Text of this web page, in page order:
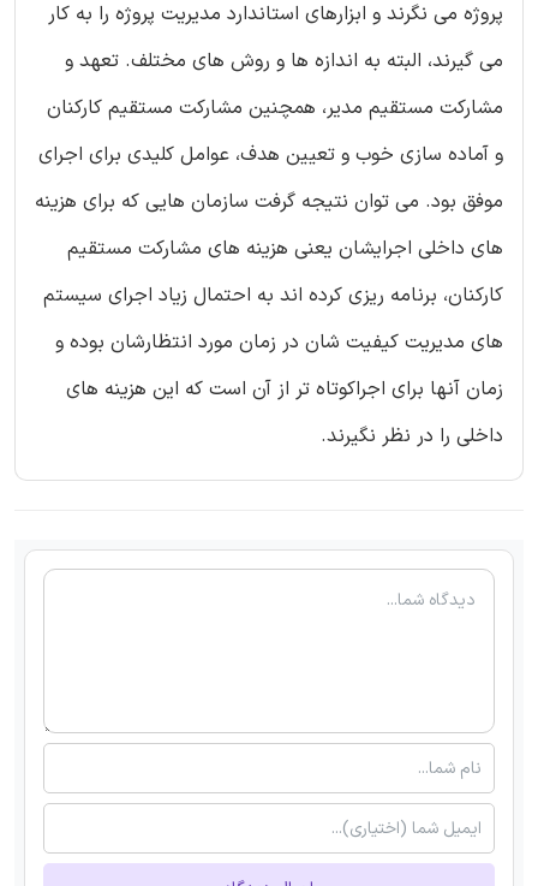
پروژه می نگرند و ابزارهای استاندارد مدیریت پروژه را به کار
می گیرند، البته به اندازه ها و روش های مختلف. تعهد و
مشارکت مستقیم مدیر، همچنین مشارکت مستقیم کارکنان
و آماده سازی خوب و تعیین هدف، عوامل کلیدی برای اجرای
موفق بود. می توان نتیجه گرفت سازمان هایی که برای هزینه
های داخلی اجرایشان یعنی هزینه های مشارکت مستقیم
کارکنان، برنامه ریزی کرده اند به احتمال زیاد اجرای سیستم
های مدیریت کیفیت شان در زمان مورد انتظارشان بوده و
زمان آنها برای اجراکوتاه تر از آن است که این هزینه های
داخلی را در نظر نگیرند.